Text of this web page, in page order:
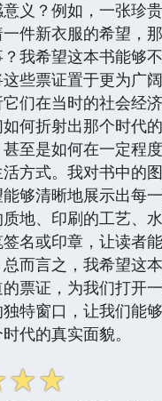
义？例如，一张珍
件新衣服的希望，
我希望这本书能够
些票证置于更为广
们在当时的社会经
何折射出那个时代
至是如何在一定程
方式。我对书中的
够清晰地展示出每
地、印刷的工艺、
名或印章，让读者
而言之，我希望这
票证，为我们打开
特窗口，让我们能
代的真实面貌。
☆☆